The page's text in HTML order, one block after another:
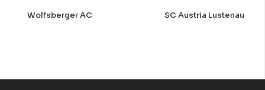
Wolfsberger AC SC Austria Lustenau